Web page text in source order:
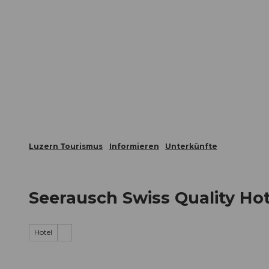
Luzern Tourismus Informieren Unterkünfte
Seerausch Swiss Quality
Hotel